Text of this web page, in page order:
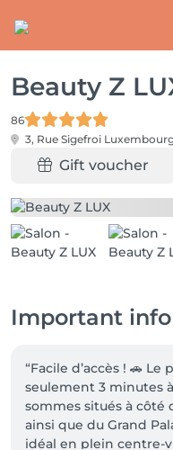
Beauty Z
86
3, Rue Sigefroi
Gift voucher
Important
“Facile d’accès ! 🚗
seulement 3 minutes
sommes situés à côté
ainsi que du Grand
idéal en plein centre-